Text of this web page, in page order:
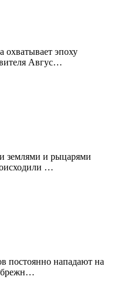
охватывает эпоху
Авгус…
землями и рыцарями
…
постоянно нападают на